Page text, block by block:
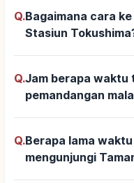
Q.Bagaimana cara
Stasiun
Q.Jam berapa waktu
pemandangan
Q.Berapa lama
mengunjungi